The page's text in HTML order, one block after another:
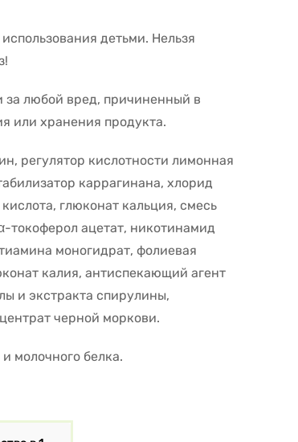
детьми. Нельзя
за любой вред, причиненный в
или хранения продукта.
регулятор кислотности лимонная
каррагинана, хлорид
глюконат кальция, смесь
токоферол ацетат, никотинамид
моногидрат, фолиевая
калия, антиспекающий агент
и экстракта спирулины,
черной моркови.
молочного белка.